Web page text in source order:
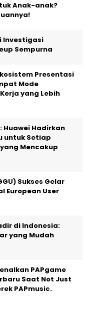
Anak-anak?
Investigasi
Sempurna
Presentasi
Mode
yang Lebih
Huawei Hadirkan
untuk Setiap
Mencakup
Sukses Gelar
European User
di Indonesia:
yang Mudah
PAPgame
Saat Not Just
PAPmusic.